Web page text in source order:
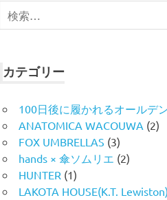
検
索
カテゴリー
100日後に履かれるオールデ
ANATOMICA WACOUWA (2)
FOX UMBRELLAS (3)
hands × 傘ソムリエ (2)
HUNTER (1)
LAKOTA HOUSE(K.T. Lewiston)